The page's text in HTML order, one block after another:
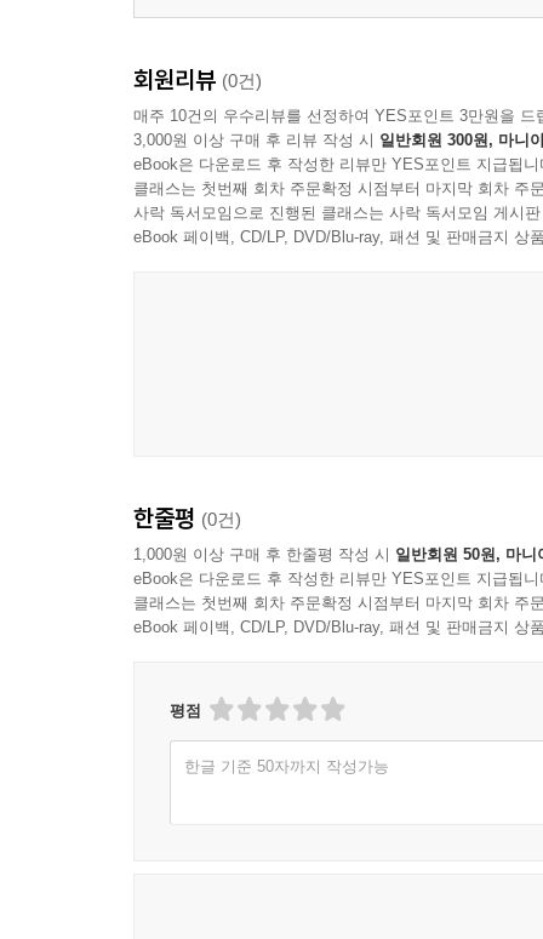
회원리뷰 (0건)
매주 10건의 우수리뷰를 선정하여 YES포인트 3만원을 드
3,000원 이상 구매 후 리뷰 작성 시 일반회원 300원, 마니
eBook은 다운로드 후 작성한 리뷰만 YES포인트 지급됩니
클래스는 첫번째 회차 주문확정 시점부터 마지막 회차 주
사락 독서모임으로 진행된 클래스는 사락 독서모임 게시
eBook 페이백, CD/LP, DVD/Blu-ray, 패션 및 판매금지 상
한줄평 (0건)
1,000원 이상 구매 후 한줄평 작성 시 일반회원 50원, 마니
eBook은 다운로드 후 작성한 리뷰만 YES포인트 지급됩니
클래스는 첫번째 회차 주문확정 시점부터 마지막 회차 주
eBook 페이백, CD/LP, DVD/Blu-ray, 패션 및 판매금지 상
평점
한글 기준 50자까지 작성가능